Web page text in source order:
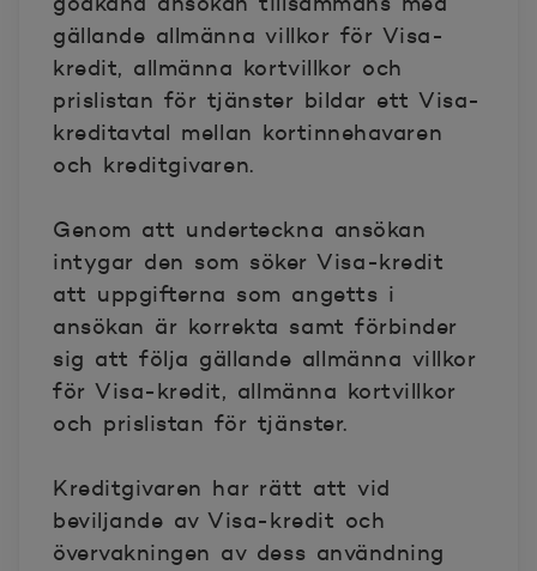
gällande allmänna villkor för Visa-
kredit, allmänna kortvillkor och
prislistan för tjänster bildar ett Visa-
kreditavtal mellan kortinnehavaren
och kreditgivaren.
Genom att underteckna ansökan
intygar den som söker Visa-kredit
att uppgifterna som angetts i
ansökan är korrekta samt förbinder
sig att följa gällande allmänna villkor
för Visa-kredit, allmänna kortvillkor
och prislistan för tjänster.
Kreditgivaren har rätt att vid
beviljande av Visa-kredit och
övervakningen av dess användning